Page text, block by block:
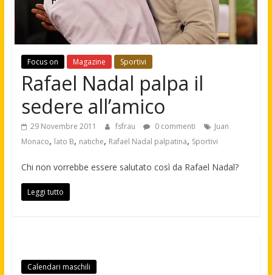
Focus on Magazine Sportivi
Rafael Nadal palpa il
sedere all’amico
29 Novembre 2011 fsfrau 0 commenti
Juan
Monaco, lato B, natiche, Rafael Nadal palpatina, Sportivi
Chi non vorrebbe essere salutato così da Rafael Nadal?
Leggi tutto
Calendari maschili